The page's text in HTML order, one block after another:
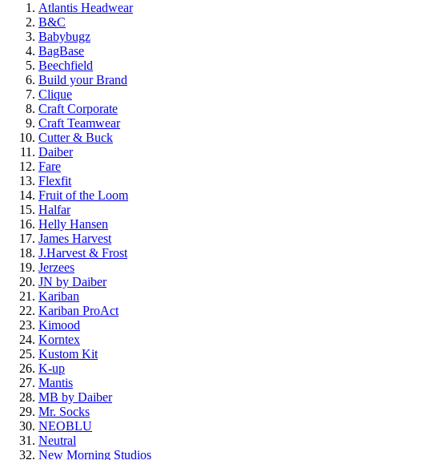
Atlantis Headwear
B&C
Babybugz
BagBase
Beechfield
Build your Brand
Clique
Craft Corporate
Craft Teamwear
Cutter & Buck
Daiber
Fare
Flexfit
Fruit of the Loom
Halfar
Helly Hansen
James Harvest
J.Harvest & Frost
Jerzees
JN by Daiber
Kariban
Kariban ProAct
Kimood
Korntex
Kustom Kit
K-up
Mantis
MB by Daiber
Mr. Socks
NEOBLU
Neutral
New Morning Studios